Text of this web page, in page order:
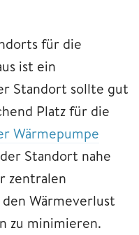
für die
ist ein
Standort sollte gut
Platz für die
Wärmepumpe
Standort nahe
zentralen
Wärmeverlust
zu minimieren.